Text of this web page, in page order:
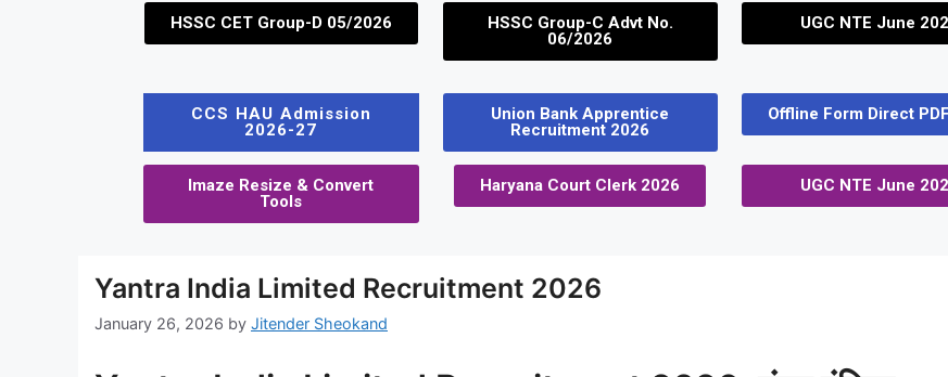
HSSC CET Group-D 05/2026
HSSC Group-C Advt No.
06/2026
UGC NTE June
CCS HAU Admission
2026-27
Union Bank Apprentice
Recruitment 2026
Offline Form Direct
Imaze Resize & Convert
Tools
Haryana Court Clerk 2026 UGC NTE June
Yantra India Limited Recruitment 2026
January 26, 2026 by Jitender Sheokand